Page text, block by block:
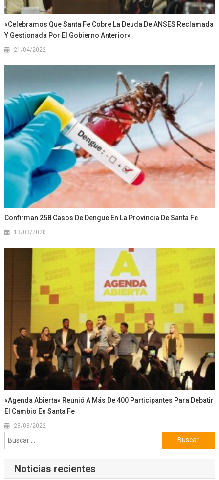
«Celebramos Que Santa Fe Cobre La Deuda De ANSES Reclamada
Y Gestionada Por El Gobierno Anterior»
21/04/2022
Confirman 258 Casos De Dengue En La Provincia De Santa Fe
13/03/2020
«Agenda Abierta» Reunió A Más De 400 Participantes Para Debatir
El Cambio En Santa Fe
23/08/2022
Buscar:
Noticias recientes